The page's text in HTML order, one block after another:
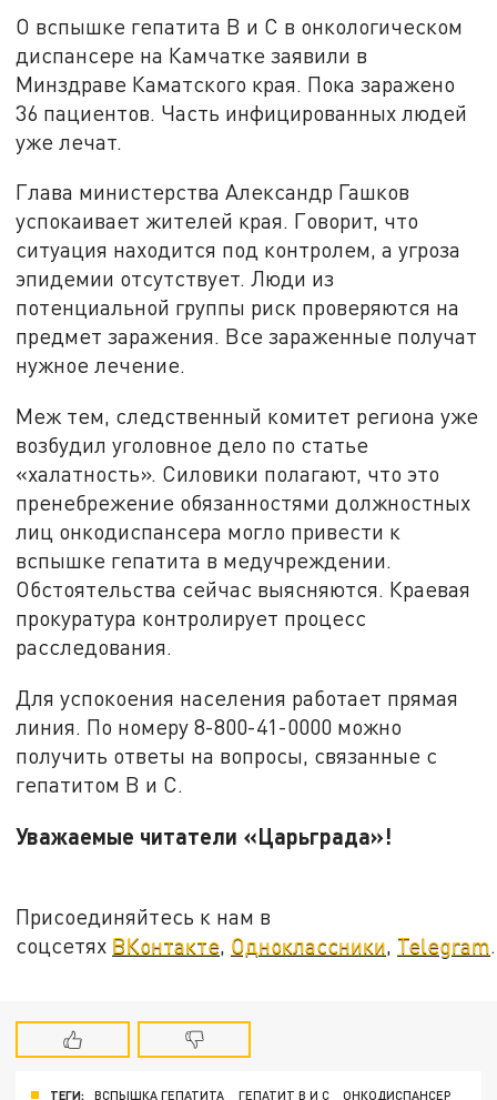
О вспышке гепатита B и C в онкологическом
диспансере на Камчатке заявили в
Минздраве Каматского края. Пока заражено
36 пациентов. Часть инфицированных людей
уже лечат.
Глава министерства Александр Гашков
успокаивает жителей края. Говорит, что
ситуация находится под контролем, а угроза
эпидемии отсутствует. Люди из
потенциальной группы риск проверяются на
предмет заражения. Все зараженные получат
нужное лечение.
Меж тем, следственный комитет региона уже
возбудил уголовное дело по статье
«халатность». Силовики полагают, что это
пренебрежение обязанностями должностных
лиц онкодиспансера могло привести к
вспышке гепатита в медучреждении.
Обстоятельства сейчас выясняются. Краевая
прокуратура контролирует процесс
расследования.
Для успокоения населения работает прямая
линия. По номеру 8-800-41-0000 можно
получить ответы на вопросы, связанные с
гепатитом B и C.
Уважаемые читатели «Царьграда»!
Присоединяйтесь к нам в
соцсетях ВКонтакте, Одноклассники, Telegram.
ТЕГИ: ВСПЫШКА ГЕПАТИТА ГЕПАТИТ B И C
ОНКОДИСПАНСЕР